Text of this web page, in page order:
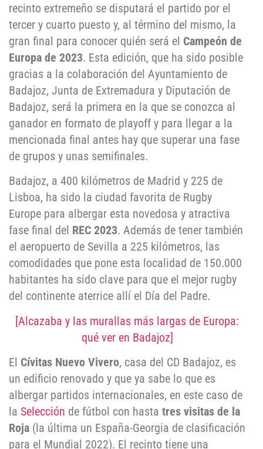
recinto extremeño se disputará el partido por el
tercer y cuarto puesto y, al término del mismo, la
gran final para conocer quién será el Campeón de
Europa de 2023. Esta edición, que ha sido posible
gracias a la colaboración del Ayuntamiento de
Badajoz, Junta de Extremadura y Diputación de
Badajoz, será la primera en la que se conozca al
ganador en formato de playoff y para llegar a la
mencionada final antes hay que superar una fase
de grupos y unas semifinales.
Badajoz, a 400 kilómetros de Madrid y 225 de
Lisboa, ha sido la ciudad favorita de Rugby
Europe para albergar esta novedosa y atractiva
fase final del REC 2023. Además de tener también
el aeropuerto de Sevilla a 225 kilómetros, las
comodidades que pone esta localidad de 150.000
habitantes ha sido clave para que el mejor rugby
del continente aterrice allí el Día del Padre.
[Alcazaba y las murallas más largas de Europa:
qué ver en Badajoz]
El Cívitas Nuevo Vivero, casa del CD Badajoz, es
un edificio renovado y que ya sabe lo que es
albergar partidos internacionales, en este caso de
la Selección de fútbol con hasta tres visitas de la
Roja (la última un España-Georgia de clasificación
para el Mundial 2022). El recinto tiene una